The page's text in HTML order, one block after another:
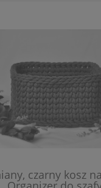
czarny kosz